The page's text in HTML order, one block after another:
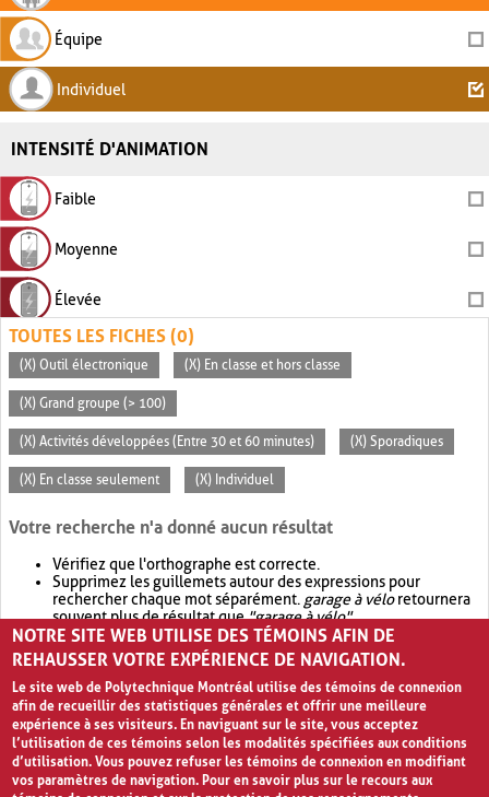
Équipe
Individuel
INTENSITÉ D'ANIMATION
Faible
Moyenne
Élevée
TOUTES LES FICHES (0)
(X) Outil électronique (X) En classe et hors classe
(X) Grand groupe (> 100)
(X) Activités développées (Entre 30 et 60 minutes) (X) Sporadiques
(X) En classe seulement (X) Individuel
Votre recherche n'a donné aucun résultat
Vérifiez que l'orthographe est correcte.
Supprimez les guillemets autour des expressions pour
rechercher chaque mot séparément. garage à véloretournera
souvent plus de résultat que"garage à vélo".
Envisagez d'élargir votre recherche avec OR.garage OR vélo
retournera souvent plus de résultat quegarage à vélo
NOTRE SITE WEB UTILISE DES TÉMOINS AFIN DE
REHAUSSER VOTRE EXPÉRIENCE DE NAVIGATION.
Le site web de Polytechnique Montréal utilise des témoins de connexion
afin de recueillir des statistiques générales et offrir une meilleure
expérience à ses visiteurs. En naviguant sur le site, vous acceptez
l’utilisation de ces témoins selon les modalités spécifiées aux conditions
d’utilisation. Vous pouvez refuser les témoins de connexion en modifiant
vos paramètres de navigation. Pour en savoir plus sur le recours aux